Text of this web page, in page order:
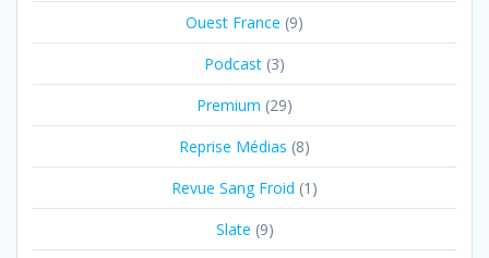
Ouest France (9)
Podcast (3)
Premium (29)
Reprise Médias (8)
Revue Sang Froid (1)
Slate (9)